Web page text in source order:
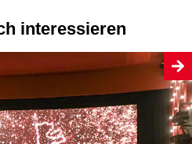
interessieren